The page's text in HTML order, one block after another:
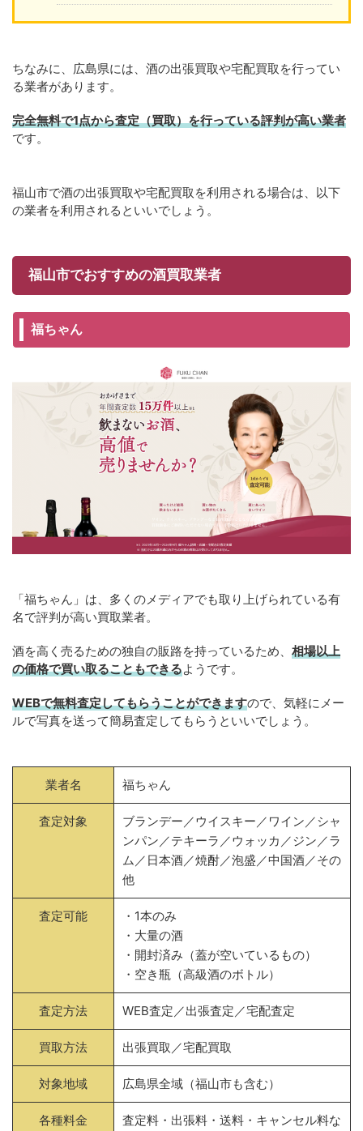
ちなみに、広島県には、酒の出張買取や宅配買取を行ってい
る業者があります。
完全無料で1点から査定（買取）を行っている評判が高い業者
です。
福山市で酒の出張買取や宅配買取を利用される場合は、以下
の業者を利用されるといいでしょう。
福山市でおすすめの酒買取業者
福ちゃん
「福ちゃん」は、多くのメディアでも取り上げられている有
名で評判が高い買取業者。
酒を高く売るための独自の販路を持っているため、 相場以上
の価格で買い取ることもできるようです。
WEBで無料査定してもらうことができますので、気軽にメー
ルで写真を送って簡易査定してもらうといいでしょう。
業者名 福ちゃん
査定対象
ブランデー／ウイスキー／ワイン／シャ
ンパン／テキーラ／ウォッカ／ジン／ラ
ム／日本酒／焼酎／泡盛／中国酒／その
他
査定可能
・1本のみ
・大量の酒
・開封済み（蓋が空いているもの）
・空き瓶（高級酒のボトル）
査定方法 WEB査定／出張査定／宅配査定
買取方法 出張買取／宅配買取
対象地域 広島県全域（福山市も含む）
各種料金
査定料・出張料・送料・キャンセル料な